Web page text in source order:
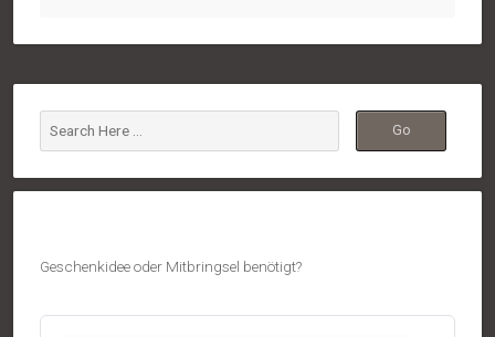
Geschenkidee oder Mitbringsel benötigt?